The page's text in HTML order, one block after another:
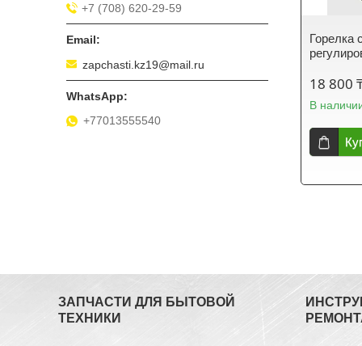
Горелка
18 800
В
+7 (708) 620-29-59
zapchasti.kz19@mail.ru
+77013555540
ЗАПЧАСТИ ДЛЯ БЫТОВОЙ
ТЕХНИКИ